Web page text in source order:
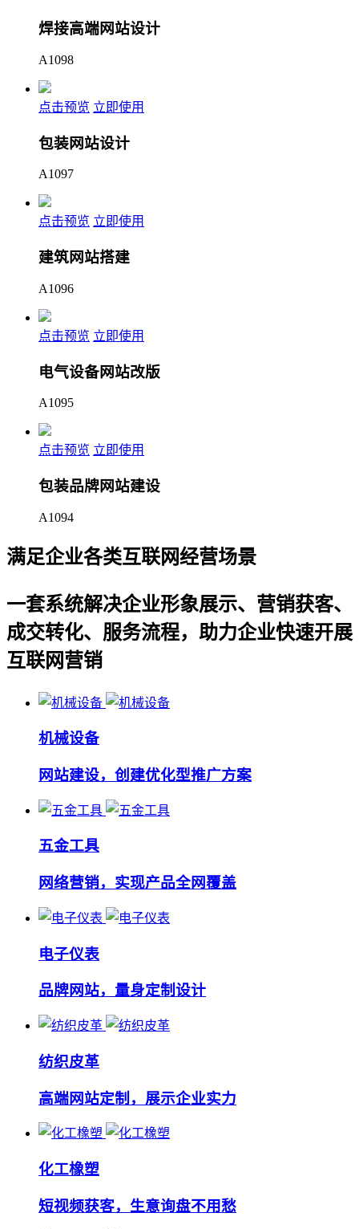
焊接高端网站设计
A1098
点击预览 立即使用
包装网站设计
A1097
点击预览 立即使用
建筑网站搭建
A1096
点击预览 立即使用
电气设备网站改版
A1095
点击预览 立即使用
包装品牌网站建设
A1094
满足企业各类互联网经营场景
一套系统解决企业形象展示、营销获客、
成交转化、服务流程，助力企业快速开展
互联网营销
机械设备
网站建设，创建优化型推广方案
五金工具
网络营销，实现产品全网覆盖
电子仪表
品牌网站，量身定制设计
纺织皮革
高端网站定制，展示企业实力
化工橡塑
短视频获客，生意询盘不用愁